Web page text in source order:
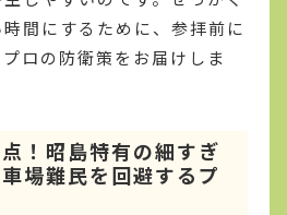
間にするために、参拝前に
ロの防衛策をお届けしま
！昭島特有の細すぎ
場難民を回避するプ